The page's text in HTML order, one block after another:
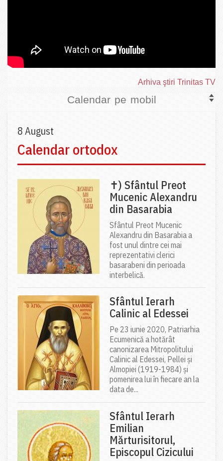
Arhiva ştiri Trinitas TV
Calendar pe mobil
8 August
Calendar ortodox
✝) Sfântul Preot
Mucenic Alexandru
din Basarabia
Sfântul Preot Mucenic
Alexandru din Basarabia a
fost unul dintre cei mai
reprezentativi clerici
basarabeni din perioada
interbelică.
Sfântul Ierarh
Calinic al Edessei
Pe 23 iunie 2020, Patriarhia
Ecumenică a hotărât
canonizarea Mitropolitului
Calinic al Edessei, Pellei și
Almopiei (1919-1984) și
pomenirea lui în fiecare an la
data de...
Sfântul Ierarh
Emilian
Mărturisitorul,
Episcopul Cizicului